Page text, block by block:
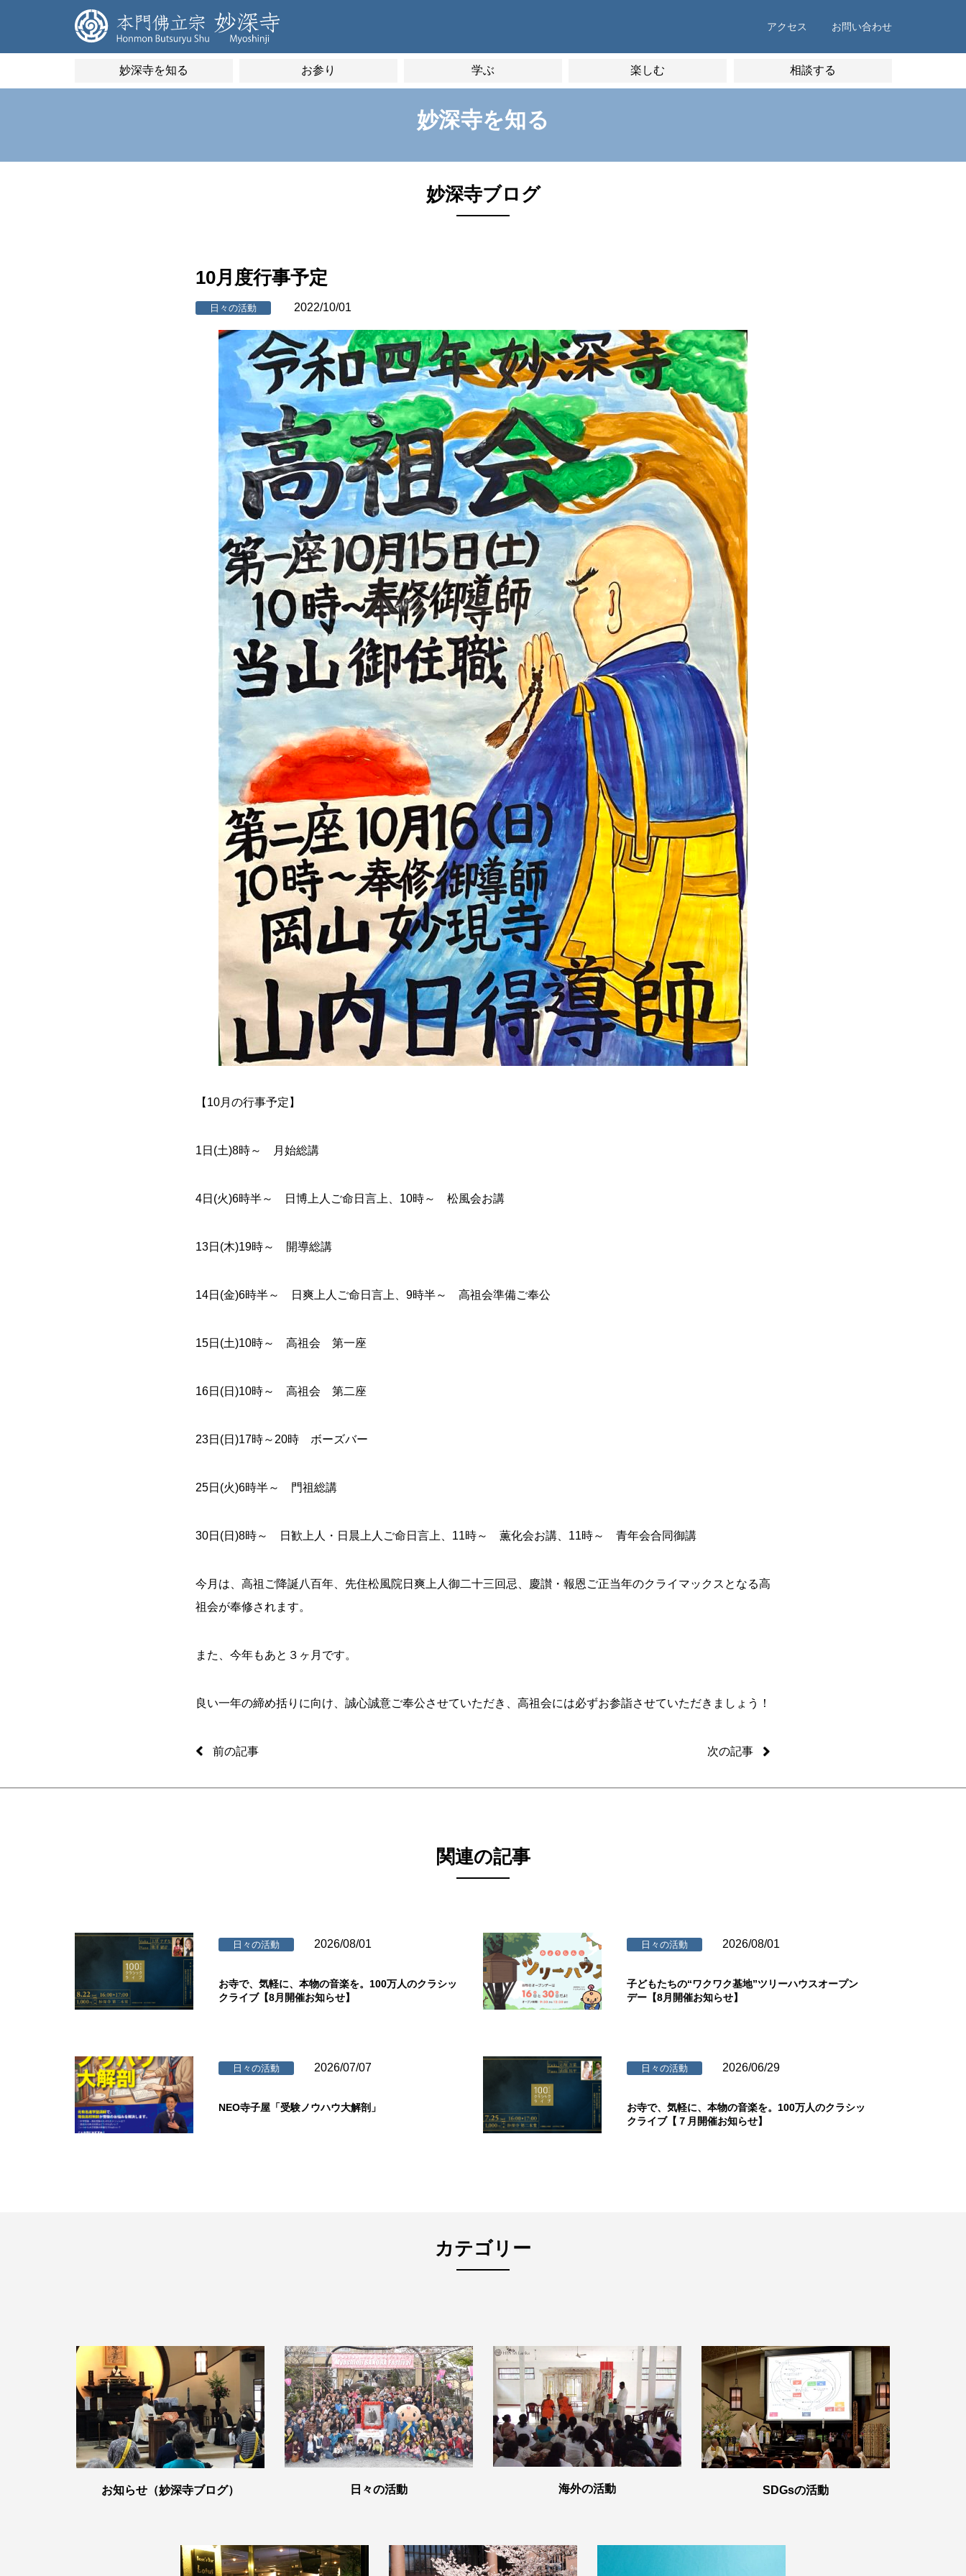
アクセス お問い合わせ
妙深寺を知る お参り 学ぶ 楽しむ 相談する
妙深寺を知る
妙深寺ブログ
10月度行事予定
日々の活動 2022/10/01
【10月の行事予定】
1日(土)8時～ 月始総講
4日(火)6時半～ 日博上人ご命日言上、10時～ 松風会お講
13日(木)19時～ 開導総講
14日(金)6時半～ 日爽上人ご命日言上、9時半～ 高祖会準備ご奉公
15日(土)10時～ 高祖会 第一座
16日(日)10時～ 高祖会 第二座
23日(日)17時～20時 ボーズバー
25日(火)6時半～ 門祖総講
30日(日)8時～ 日歓上人・日晨上人ご命日言上、11時～ 薫化会お講、11時～ 青年会合同御講
今月は、高祖ご降誕八百年、先住松風院日爽上人御二十三回忌、慶讃・報恩ご正当年のクライマックスとなる高
祖会が奉修されます。
また、今年もあと３ヶ月です。
良い一年の締め括りに向け、誠心誠意ご奉公させていただき、高祖会には必ずお参詣させていただきましょう！
前の記事 次の記事
関連の記事
日々の活動 2026/08/01
お寺で、気軽に、本物の音楽を。100万人のクラシッ
クライブ【8月開催お知らせ】
日々の活動 2026/08/01
子どもたちの“ワクワク基地”ツリーハウスオープン
デー【8月開催お知らせ】
日々の活動 2026/07/07
NEO寺子屋「受験ノウハウ大解剖」
日々の活動 2026/06/29
お寺で、気軽に、本物の音楽を。100万人のクラシッ
クライブ【７月開催お知らせ】
カテゴリー
お知らせ（妙深寺ブログ） 日々の活動 海外の活動 SDGsの活動